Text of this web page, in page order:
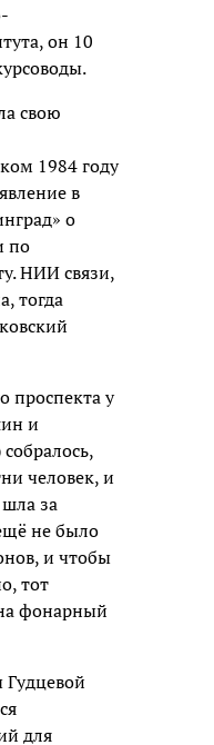
он 10
свою
1984 году
в
о
по
НИИ связи,
тогда
проспекта у
и
человек, и
за
не было
и чтобы
тот
фонарный
для